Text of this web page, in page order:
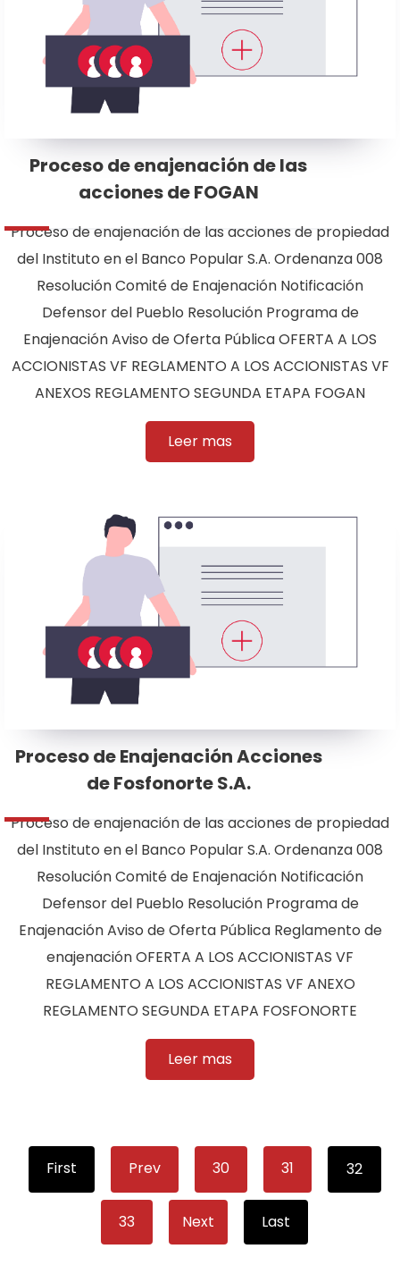
Proceso de enajenación de las
acciones de FOGAN
Proceso de enajenación de las acciones de propiedad
del Instituto en el Banco Popular S.A. Ordenanza 008
Resolución Comité de Enajenación Notificación
Defensor del Pueblo Resolución Programa de
Enajenación Aviso de Oferta Pública OFERTA A LOS
ACCIONISTAS VF REGLAMENTO A LOS ACCIONISTAS VF
ANEXOS REGLAMENTO SEGUNDA ETAPA FOGAN
Leer mas
Proceso de Enajenación Acciones
de Fosfonorte S.A.
Proceso de enajenación de las acciones de propiedad
del Instituto en el Banco Popular S.A. Ordenanza 008
Resolución Comité de Enajenación Notificación
Defensor del Pueblo Resolución Programa de
Enajenación Aviso de Oferta Pública Reglamento de
enajenación OFERTA A LOS ACCIONISTAS VF
REGLAMENTO A LOS ACCIONISTAS VF ANEXO
REGLAMENTO SEGUNDA ETAPA FOSFONORTE
Leer mas
First Prev 30 31 32
33 Next Last